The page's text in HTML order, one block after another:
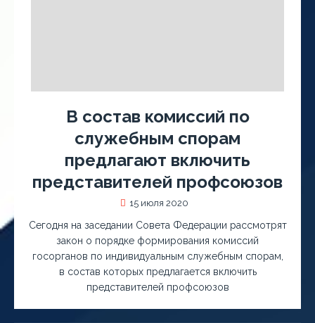
В состав комиссий по
служебным спорам
предлагают включить
представителей профсоюзов
15 июля 2020
Сегодня на заседании Совета Федерации рассмотрят
закон о порядке формирования комиссий
госорганов по индивидуальным служебным спорам,
в состав которых предлагается включить
представителей профсоюзов